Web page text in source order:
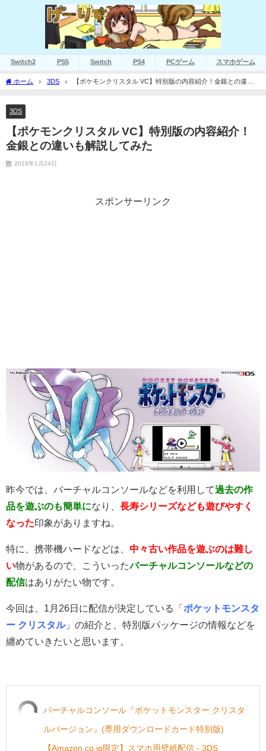
Switch2 PS5 Switch PS4 PCゲーム スマホゲーム
ホーム 3DS
【ポケモンクリスタル VC】特別版の内容紹介！金銀との違い
も解説してみた
3DS
【ポケモンクリスタル VC】特別版の内容紹介！
金銀との違いも解説してみた
2018年1月24日
スポンサーリンク
昨今では、バーチャルコンソールなどを利用して過去の作
品を遊ぶのも簡単になり、 長寿シリーズなども遊びやすく
なった印象がありますね。
特に、携帯機ハードなどは、 中々古い作品を遊ぶのは難し
い物があるので、こういったバーチャルコンソールなどの
配信はありがたい物です。
今回は、1月26日に配信が決定している「 ポケットモンスタ
ー クリスタル」の紹介と、特別版パッケージの情報などを
纏めていきたいと思います。
バーチャルコンソール『ポケットモンスター クリスタ
ルバージョン』(専用ダウンロードカード特別版)
【Amazon.co.jp限定】スマホ用壁紙配信 - 3DS